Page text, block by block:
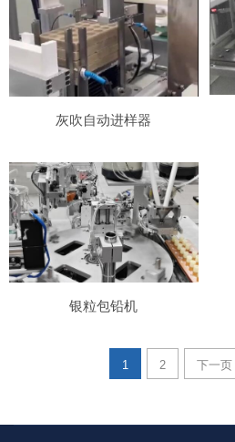
灰吹自动进样器
银粒包铅机
1 2 下一页